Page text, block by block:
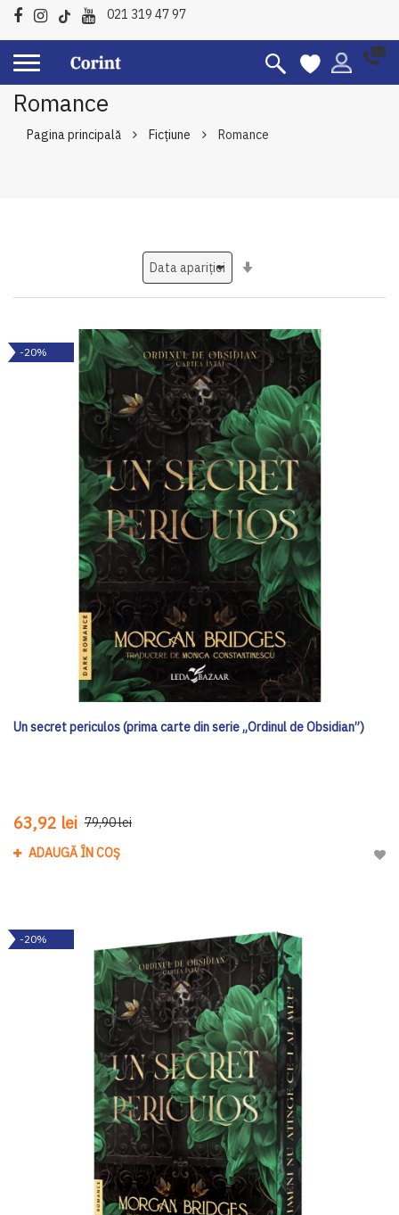
021 319 47 97
Romance
Pagina principală Ficțiune Romance
-20%
Un secret periculos (prima carte din serie „Ordinul de Obsidian”)
63,92 lei 79,90 lei
ADAUGĂ ÎN COȘ
-20%